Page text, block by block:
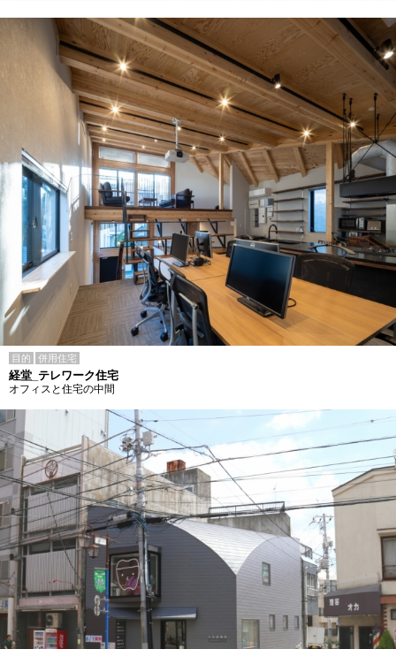
目的 併用住宅
経堂_テレワーク住宅
オフィスと住宅の中間